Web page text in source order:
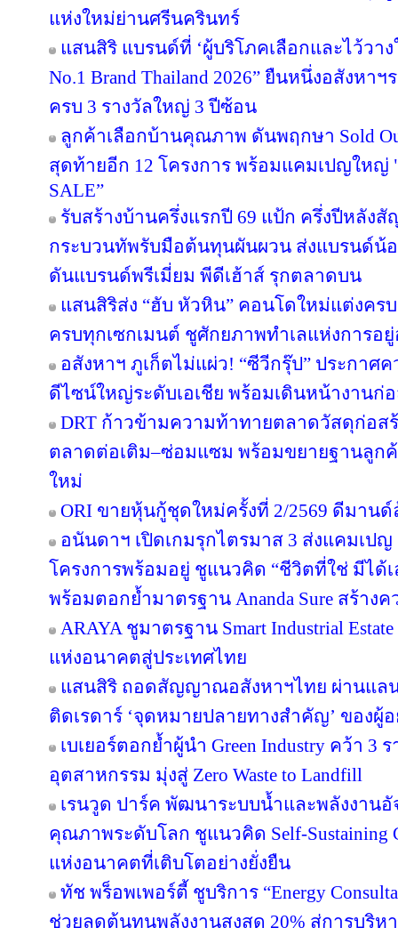
แห่งใหม่ย่านศรีนครินทร์
แสนสิริ แบรนด์ที่ ‘ผู้บริโภคเลือกและไว้วาง
No.1 Brand Thailand 2026” ยืนหนึ่งอสังหา
ครบ 3 รางวัลใหญ่ 3 ปีซ้อน
ลูกค้าเลือกบ้านคุณภาพ ดันพฤกษา Sold
สุดท้ายอีก 12 โครงการ พร้อมแคมเปญใหญ่
SALE”
รับสร้างบ้านครึ่งแรกปี 69 แป้ก ครึ่งปีหลั
กระบวนทัพรับมือต้นทุนผันผวน ส่งแบรนด์น้
ดันแบรนด์พรีเมี่ยม พีดีเฮ้าส์ รุกตลาดบน
แสนสิริส่ง “ฮับ หัวหิน” คอนโดใหม่แต่งคร
ครบทุกเซกเมนต์ ชูศักยภาพทำเลแห่งการอ
อสังหาฯ ภูเก็ตไม่แผ่ว! “ซีวีกรุ๊ป” ประกาศค
ดีไซน์ใหญ่ระดับเอเชีย พร้อมเดินหน้างานก่อ
DRT ก้าวข้ามความท้าทายตลาดวัสดุก่อสร้
ตลาดต่อเติม–ซ่อมแซม พร้อมขยายฐานลูก
ใหม่
ORI ขายหุ้นกู้ชุดใหม่ครั้งที่ 2/2569 ดีมาน
อนันดาฯ เปิดเกมรุกไตรมาส 3 ส่งแคมเปญ
โครงการพร้อมอยู่ ชูแนวคิด “ชีวิตที่ใช่ มีได้
พร้อมตอกย้ำมาตรฐาน Ananda Sure สร้าง
ARAYA ชูมาตรฐาน Smart Industrial
แห่งอนาคตสู่ประเทศไทย
แสนสิริ ถอดสัญญาณอสังหาฯไทย ผ่านแล
ติดเรดาร์ ‘จุดหมายปลายทางสำคัญ’ ของผู้
เบเยอร์ตอกย้ำผู้นำ Green Industry คว้า 3
อุตสาหกรรม มุ่งสู่ Zero Waste to Landfill
เรนวูด ปาร์ค พัฒนาระบบน้ำและพลังงาน
คุณภาพระดับโลก ชูแนวคิด Self-Sustaining
แห่งอนาคตที่เติบโตอย่างยั่งยืน
ทัช พร็อพเพอร์ตี้ ชูบริการ “Energy
ช่วยลดต้นทุนพลังงานสูงสุด 20% สู่การบริห